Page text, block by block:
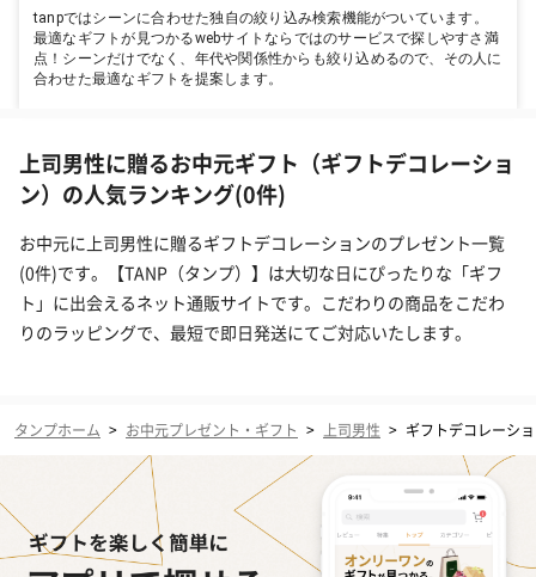
tanpではシーンに合わせた独自の絞り込み検索機能がついています。
最適なギフトが見つかるwebサイトならではのサービスで探しやすさ満
点！シーンだけでなく、年代や関係性からも絞り込めるので、その人に
合わせた最適なギフトを提案します。
上司男性に贈るお中元ギフト（ギフトデコレーショ
ン）の人気ランキング(0件)
お中元に上司男性に贈るギフトデコレーションのプレゼント一覧
(0件)です。【TANP（タンプ）】は大切な日にぴったりな「ギフ
ト」に出会えるネット通販サイトです。こだわりの商品をこだわ
りのラッピングで、最短で即日発送にてご対応いたします。
タンプホーム > お中元プレゼント・ギフト > 上司男性 > ギフトデコレーシ